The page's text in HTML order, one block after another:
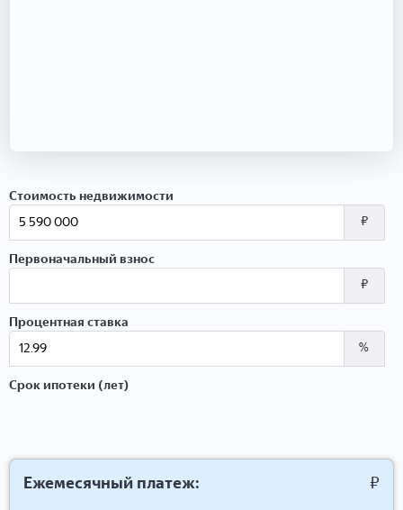
Стоимость недвижимости
₽
Первоначальный взнос
₽
Процентная ставка
%
Срок ипотеки (лет)
Ежемесячный платеж:
₽